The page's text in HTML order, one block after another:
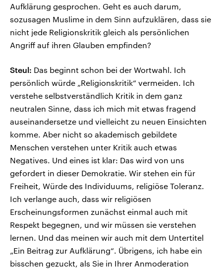
Aufklärung gesprochen. Geht es auch darum,
sozusagen Muslime in dem Sinn aufzuklären, dass sie
nicht jede Religionskritik gleich als persönlichen
Angriff auf ihren Glauben empfinden?
Steul: Das beginnt schon bei der Wortwahl. Ich
persönlich würde „Religionskritik“ vermeiden. Ich
verstehe selbstverständlich Kritik in dem ganz
neutralen Sinne, dass ich mich mit etwas fragend
auseinandersetze und vielleicht zu neuen Einsichten
komme. Aber nicht so akademisch gebildete
Menschen verstehen unter Kritik auch etwas
Negatives. Und eines ist klar: Das wird von uns
gefordert in dieser Demokratie. Wir stehen ein für
Freiheit, Würde des Individuums, religiöse Toleranz.
Ich verlange auch, dass wir religiösen
Erscheinungsformen zunächst einmal auch mit
Respekt begegnen, und wir müssen sie verstehen
lernen. Und das meinen wir auch mit dem Untertitel
„Ein Beitrag zur Aufklärung“. Übrigens, ich habe ein
bisschen gezuckt, als Sie in Ihrer Anmoderation